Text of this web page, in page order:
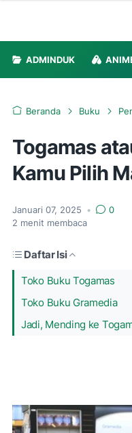
ADMINDUK
Beranda Buku
Togamas
Kamu Pilih
Januari 07, 2025 •
0
2 menit membaca
Daftar Isi
Toko Buku Togamas
Toko Buku Gramedia
Jadi, Mending ke